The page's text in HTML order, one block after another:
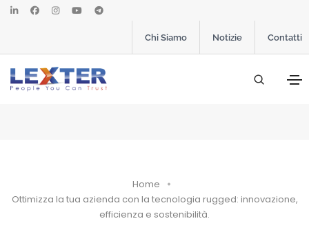
Chi Siamo Notizie Contatti
Home
Ottimizza la tua azienda con la tecnologia rugged: innovazione,
efficienza e sostenibilità.